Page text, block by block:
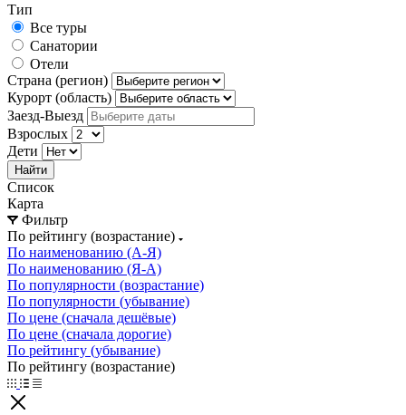
Тип
Все туры
Санатории
Отели
Страна (регион)
Курорт (область)
Заезд-Выезд
Взрослых
Дети
Найти
Список
Карта
Фильтр
По рейтингу (возрастание)
По наименованию (А-Я)
По наименованию (Я-А)
По популярности (возрастание)
По популярности (убывание)
По цене (сначала дешёвые)
По цене (сначала дорогие)
По рейтингу (убывание)
По рейтингу (возрастание)